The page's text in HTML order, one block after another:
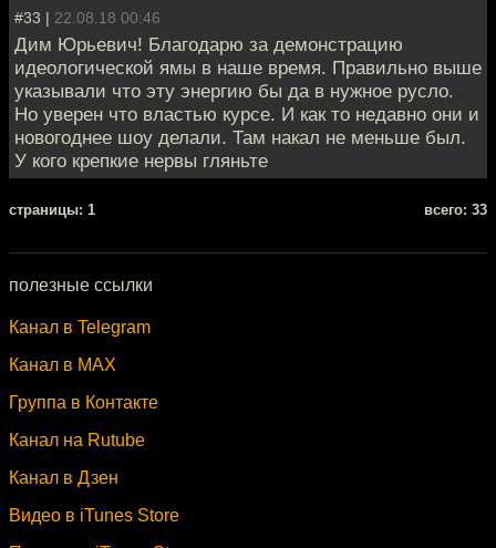
#33 | 22.08.18 00:46
Дим Юрьевич! Благодарю за демонстрацию
идеологической ямы в наше время. Правильно выше
указывали что эту энергию бы да в нужное русло.
Но уверен что властью курсе. И как то недавно они и
новогоднее шоу делали. Там накал не меньше был.
У кого крепкие нервы гляньте
cтраницы: 1 всего: 33
полезные ссылки
Канал в Telegram
Канал в MAX
Группа в Контакте
Канал на Rutube
Канал в Дзен
Видео в iTunes Store